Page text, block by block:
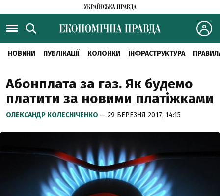
НОВИНИ ПУБЛІКАЦІЇ КОЛОНКИ ІНФРАСТРУКТУРА
Абонплата за газ. Як будемо
платити за новими платіжками
ОЛЕКСАНДР КОЛЕСНІЧЕНКО — 29 БЕРЕЗНЯ 2017, 14:15